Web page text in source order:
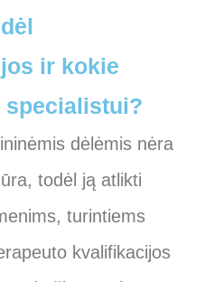
ir kokie
specialistui?
dėlėmis nėra
todėl ją atlikti
turintiems
kvalifikacijos